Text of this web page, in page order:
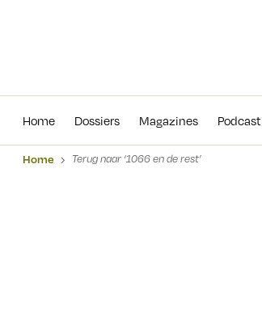
Home Dossiers Magazines Podcast
Home Terug naar ‘1066 en de rest’